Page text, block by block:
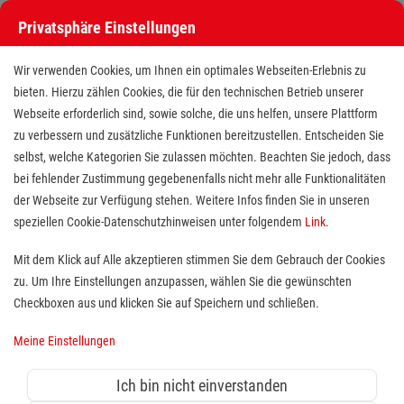
MFA/OTA/Notfallsanitäter
(m/w/d) für unser
Herzkatheterlabor
Vollzeit (39 Std.) ∼
Privatsphäre Einstellungen
Wir verwenden Cookies, um Ihnen ein optimales Webseiten-Erlebnis zu
bieten. Hierzu zählen Cookies, die für den technischen Betrieb unserer
Webseite erforderlich sind, sowie solche, die uns helfen, unsere Plattform
zu verbessern und zusätzliche Funktionen bereitzustellen. Entscheiden Sie
selbst, welche Kategorien Sie zulassen möchten. Beachten Sie jedoch, dass
bei fehlender Zustimmung gegebenenfalls nicht mehr alle Funktionalitäten
der Webseite zur Verfügung stehen. Weitere Infos finden Sie in unseren
speziellen Cookie-Datenschutzhinweisen unter folgendem Link.
Mit dem Klick auf Alle akzeptieren stimmen Sie dem Gebrauch der Cookies
zu. Um Ihre Einstellungen anzupassen, wählen Sie die gewünschten
Checkboxen aus und klicken Sie auf Speichern und schließen.
Meine Einstellungen
Ich bin nicht einverstanden